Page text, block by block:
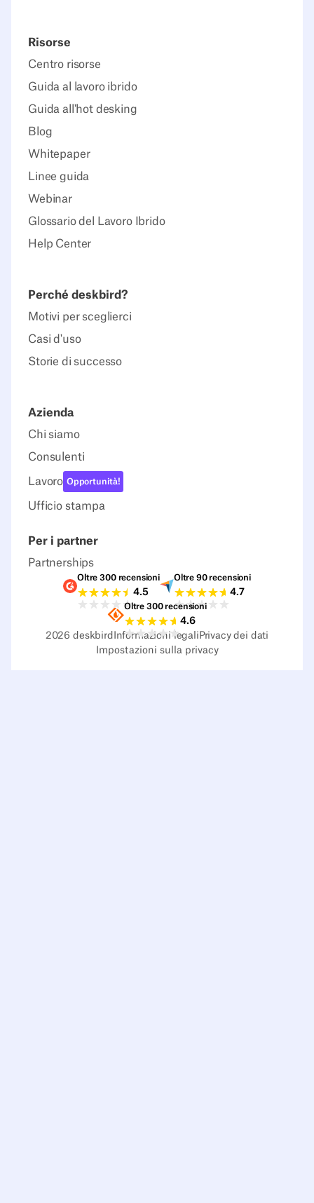
Risorse
Centro risorse
Guida al lavoro ibrido
Guida all'hot desking
Blog
Whitepaper
Linee guida
Webinar
Glossario del Lavoro Ibrido
Help Center
Perché deskbird?
Motivi per sceglierci
Casi d'uso
Storie di successo
Azienda
Chi siamo
Consulenti
Lavoro Opportunità!
Ufficio stampa
Per i partner
Partnerships
Valutazioni G2
Oltre 300 recensioni
4.5
Valutazioni Capterra
Oltre 90 recensioni
4.7
Valutazioni Sourceforge
Oltre 300 recensioni
4.6
2026 deskbird Informazioni legali Privacy dei dati
Impostazioni sulla privacy